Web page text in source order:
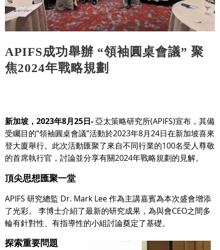
APIFS成功舉辦 “領袖圓桌會議” 聚
焦2024年戰略規劃
新加坡，2023年8月25日-亞太策略研究所(APIFS)宣布，其備
受矚目的“領袖圓桌會議”活動於2023年8月24日在新加坡喜來
登大廈舉行。此次活動匯聚了來自不同行業的100名受人尊敬
的首席執行官，討論並分享有關2024年戰略規劃的見解。
頂尖思想匯聚一堂
APIFS 研究總監 Dr. Mark Lee 作為主講嘉賓為本次盛會增添
了光彩。 李博士介紹了最新的研究成果，為與會CEO之間多
輪有針對性、有指導性的小組討論奠定了基礎。
探索重要問題